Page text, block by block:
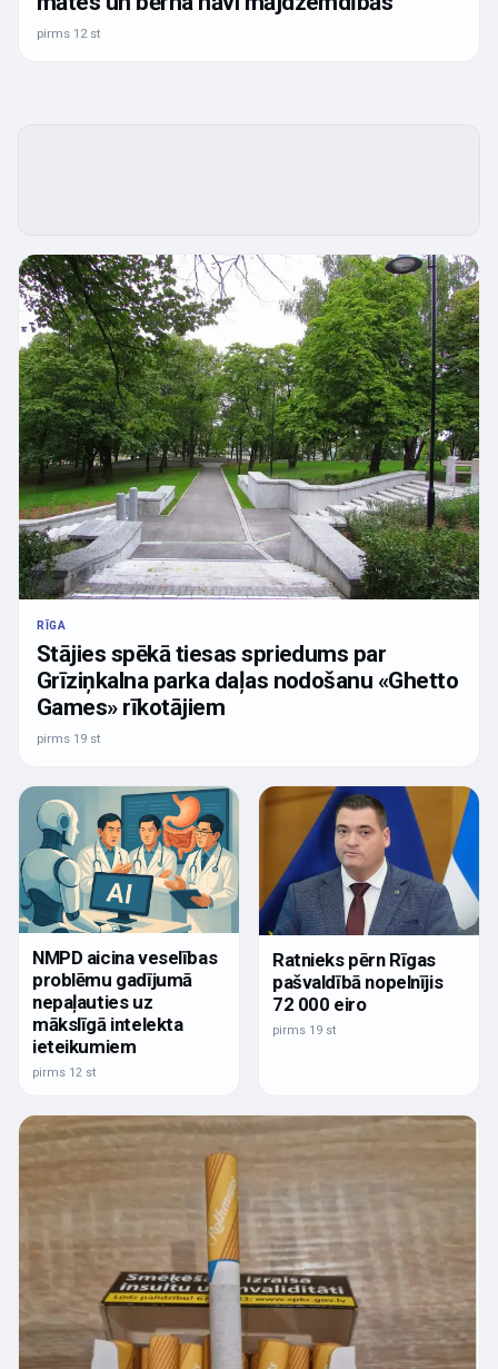
pirms 12 st
RĪGA
Stājies spēkā tiesas spriedums par
Grīziņkalna parka daļas nodošanu «Ghetto
Games» rīkotājiem
pirms 19 st
NMPD aicina veselības
problēmu gadījumā
nepaļauties uz
mākslīgā intelekta
ieteikumiem
pirms 12 st
Ratnieks pērn Rīgas
pašvaldībā nopelnījis
72 000 eiro
pirms 19 st